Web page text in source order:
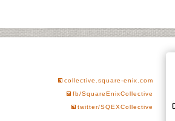
collective.square-enix.com
fb/SquareEnixCollective
twitter/SQEXCollective